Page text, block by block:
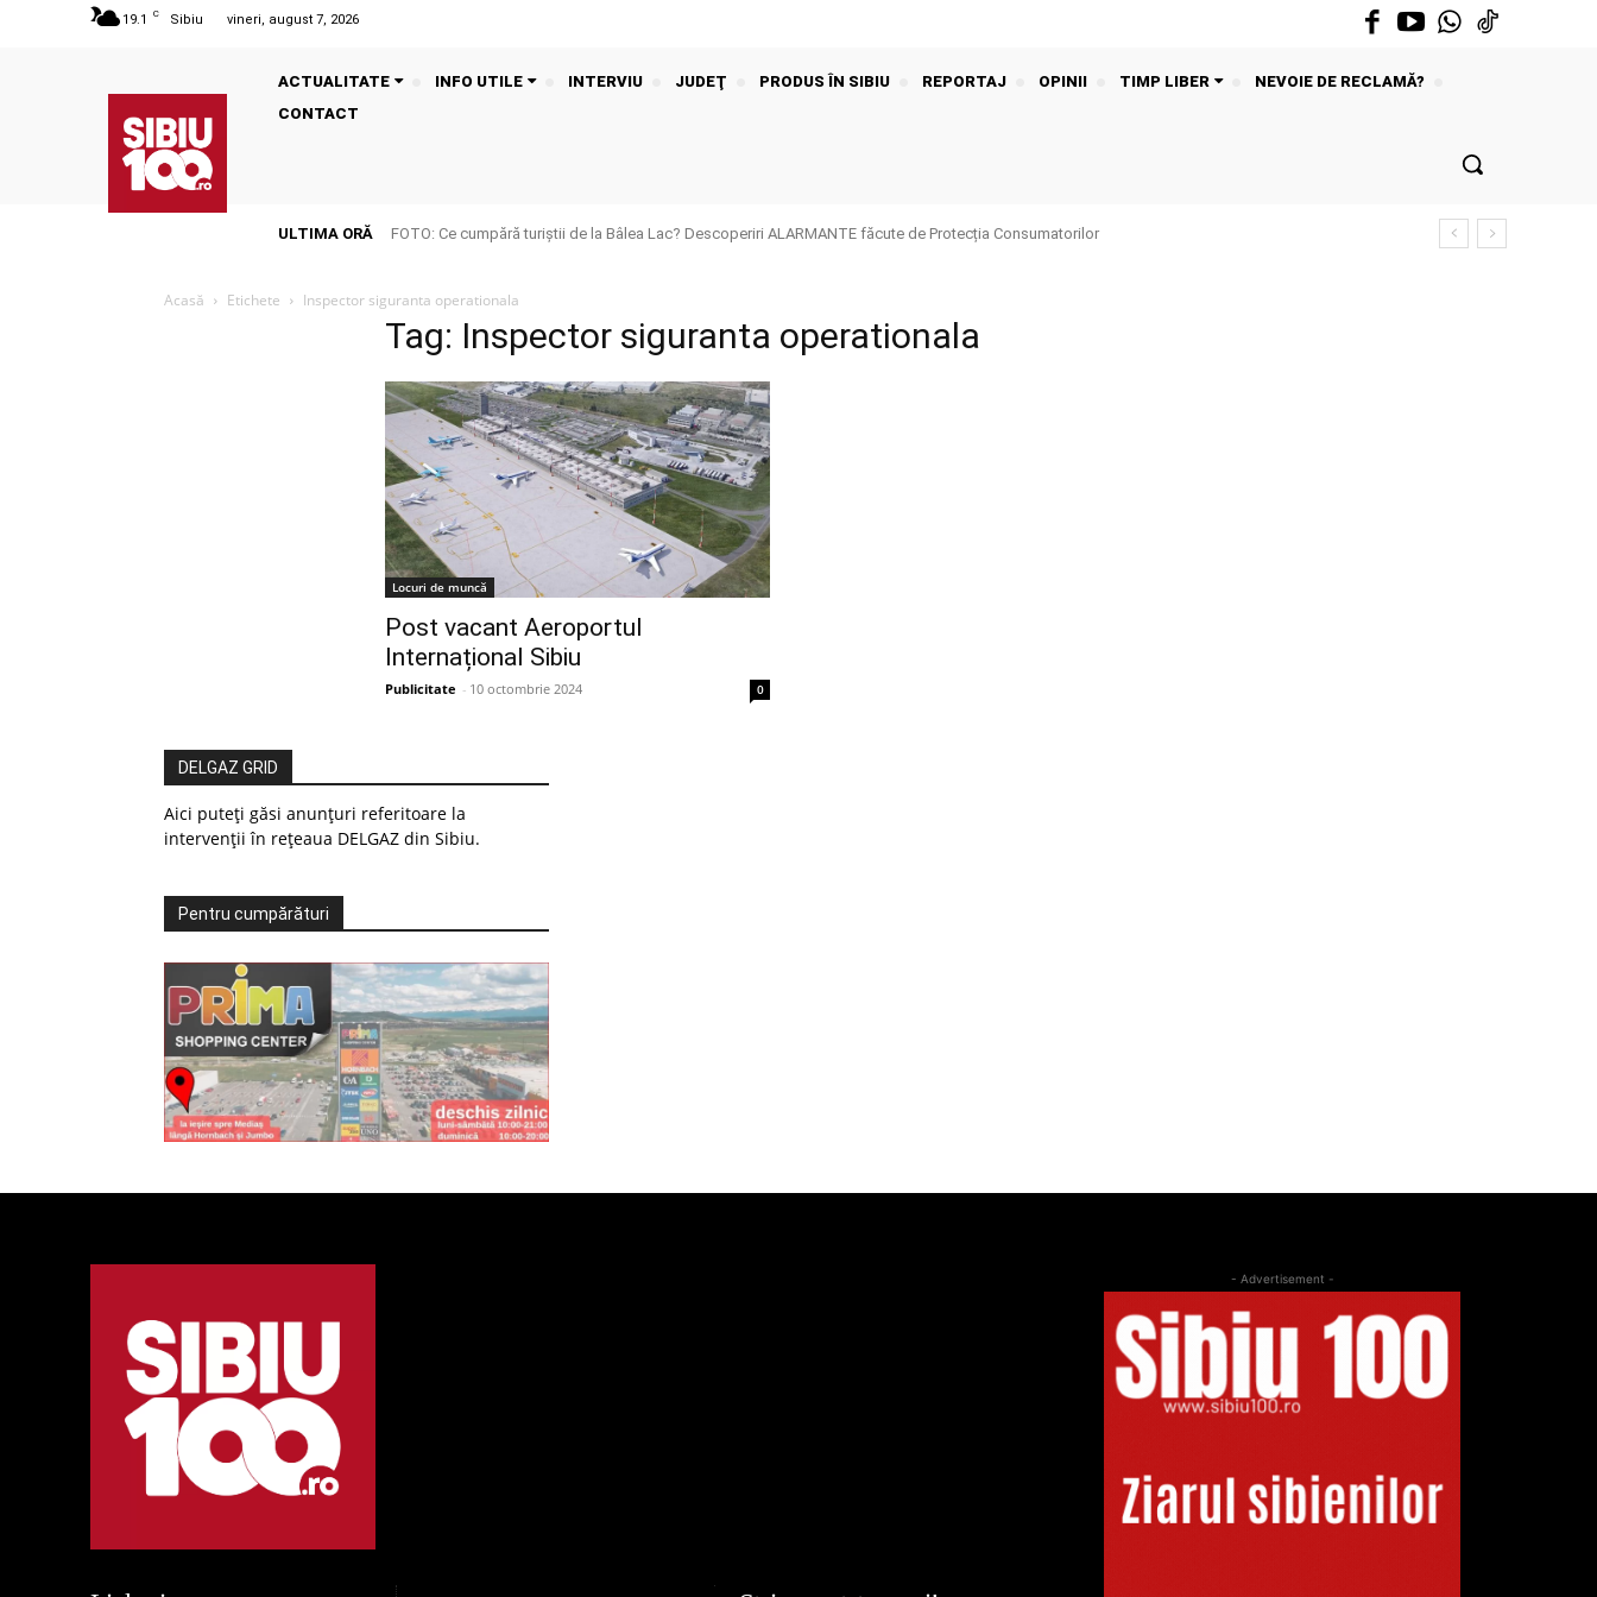
19.1 C Sibiu vineri, august 7, 2026
ACTUALITATE INFO UTILE INTERVIU JUDEŢ PRODUS ÎN SIBIU REPORTAJ OPINII TIMP LIBER
NEVOIE DE RECLAMĂ?
CONTACT
ULTIMA ORĂ FOTO: Ce cumpără turiștii de la Bâlea Lac? Descoperiri ALARMANTE făcute de Protecția Consumatorilor
Acasă Etichete Inspector siguranta operationala
Tag: Inspector siguranta operationala
Locuri de muncă
Post vacant Aeroportul
Internațional Sibiu
Publicitate - 10 octombrie 2024 0
DELGAZ GRID
Aici puteți găsi anunțuri referitoare la
intervenții în rețeaua DELGAZ din Sibiu.
Pentru cumpărături
- Advertisement -